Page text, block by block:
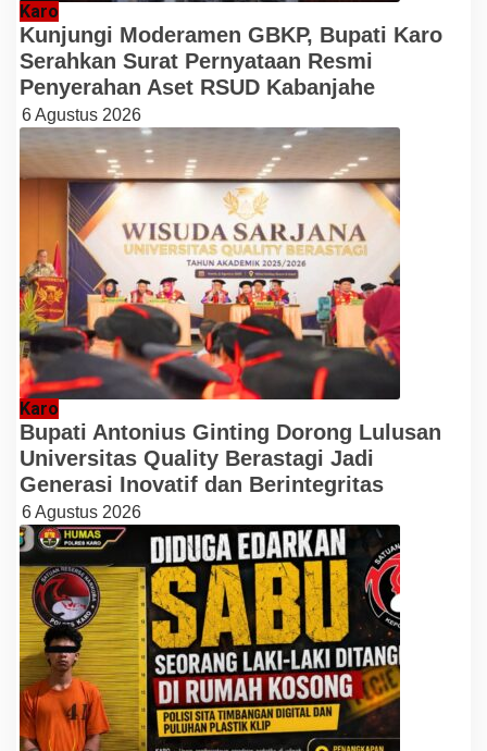
Karo
Kunjungi Moderamen GBKP, Bupati Karo
Serahkan Surat Pernyataan Resmi
Penyerahan Aset RSUD Kabanjahe
6 Agustus 2026
Karo
Bupati Antonius Ginting Dorong Lulusan
Universitas Quality Berastagi Jadi
Generasi Inovatif dan Berintegritas
6 Agustus 2026